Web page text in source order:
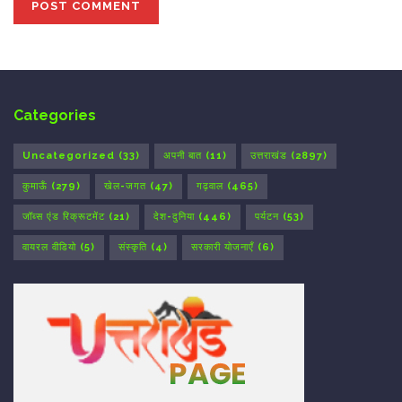
Categories
Uncategorized (33) अपनी बात (11) उत्तराखंड (2897)
कुमाऊँ (279) खेल-जगत (47) गढ़वाल (465)
जॉब्स एंड रिक्रूटमेंट (21) देश-दुनिया (446) पर्यटन (53)
वायरल वीडियो (5) संस्कृति (4) सरकारी योजनाएँ (6)